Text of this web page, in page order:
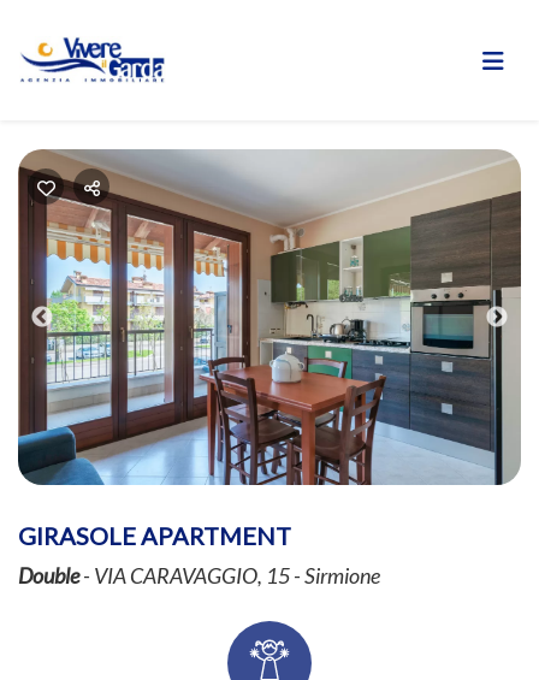
Previous
GIRASOLE APARTMENT
Double- VIA CARAVAGGIO, 15 - Sirmione